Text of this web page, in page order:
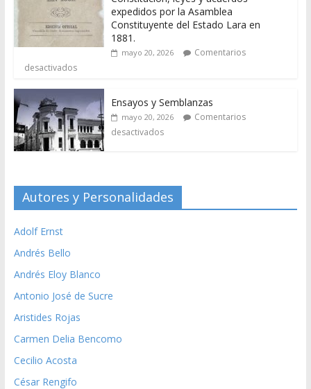
expedidos por la Asamblea
Constituyente del Estado Lara en
1881.
mayo 20, 2026
Comentarios
desactivados
Ensayos y Semblanzas
mayo 20, 2026
Comentarios
desactivados
Autores y Personalidades
Adolf Ernst
Andrés Bello
Andrés Eloy Blanco
Antonio José de Sucre
Aristides Rojas
Carmen Delia Bencomo
Cecilio Acosta
César Rengifo